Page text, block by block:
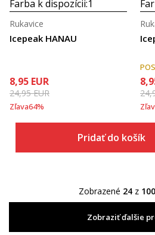
Farba k dispozícii:1
Icepeak HANAU
Rukavice
8,95 EUR
24,95EUR
Zľava64%
Pridať do košíka
Zobrazené 24 z 100
Zobraziť ďalšie